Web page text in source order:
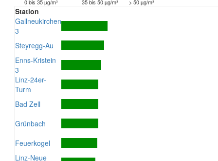
0 bis 35 µg/m³
35 bis 50 µg/m³ > 50 µg/m³
Station
Gallneukirchen
3
Steyregg-Au
Enns-Kristein
3
Linz-24er-
Turm
Bad Zell
Grünbach
Feuerkogel
Linz-Neue